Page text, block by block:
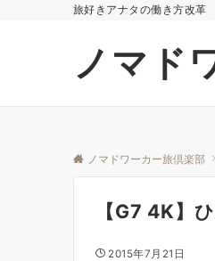
旅好きアナタの働き方改革
ノマド
ノマドワーカー旅倶楽部
【G7 4K】
2015年7月21日